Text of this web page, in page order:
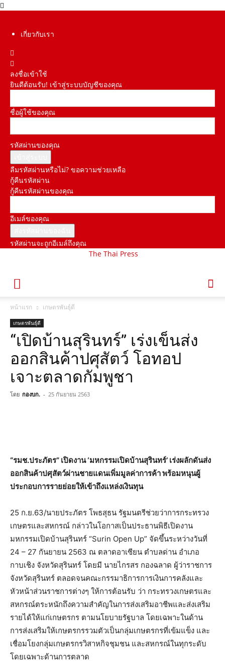
เกี่ยวกับเรา
ลงชื่อเข้าใช้
ยินดีต้อนรับ! เข้าสู่ระบบบัญชีของคุณ
ชื่อผู้ใช้ของคุณ
รหัสผ่านของคุณ
ลืมรหัสผ่านหรือไม่? ขอความช่วยเหลือ
กู้คืนรหัสผ่าน
กู้คืนรหัสผ่านของคุณ
อีเมล์ของคุณ
รหัสผ่านจะถูกอีเมล์ถึงคุณ
The Thai Press
หน้าแรก เกษตรพันธุ์ดี
เกษตรพันธุ์ดี
“เปิดบ้านสุรินทร์” เร่งเข็นส่ง
ออกสินค้าปศุสัตว์ โอทอป
เจาะตลาดกัมพูชา
โดย กองบก. - 25 กันยายน 2563
“รมช.ประภัตร” เปิดงาน ‘มหกรรมเปิดบ้านสุรินทร์’ เร่งผลักดันส่ง
ออกสินค้าปศุสัตว์ผ่านชายแดนเพิ่มมูลค่าการค้า พร้อมหนุนผู้
ประกอบการรายย่อยให้เข้าถึงแหล่งเงินทุน
25 ก.ย.63/นายประภัตร โพธสุธน รัฐมนตรีช่วยว่าการกระทรวง
เกษตรและสหกรณ์ กล่าวในโอกาสเป็นประธานพิธีเปิดงาน
มหกรรมเปิดบ้านสุรินทร์ “Surin Open Up” จัดขึ้นระหว่างวันที่
24 – 27 กันยายน 2563 ณ ตลาดอาเซียน ตำบลด่าน อำเภอ
กาบเชิง จังหวัดสุรินทร์ โดยมี นายไกรสร กองฉลาด ผู้ว่าราชการ
จังหวัดสุรินทร์ ตลอดจนคณะกรรมาธิการการเงินการคลังและ
หัวหน้าส่วนราชการต่างๆ ให้การต้อนรับ ว่า กระทรวงเกษตรและ
สหกรณ์ตระหนักถึงความสำคัญในการส่งเสริมอาชีพและส่งเสริม
รายได้ให้แก่เกษตรกร ตามนโยบายรัฐบาล โดยเฉพาะในด้าน
การส่งเสริมให้เกษตรกรรวมตัวเป็นกลุ่มเกษตรกรที่เข้มแข็ง และ
เชื่อมโยงกลุ่มเกษตรกรวิสาหกิจชุมชน และสหกรณ์ในทุกระดับ
โดยเฉพาะด้านการตลาด